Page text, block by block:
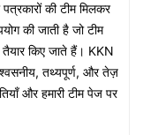
की टीम मिलकर
की जाती है जो टीम
तैयार किए जाते हैं। KKN
तथ्यपूर्ण, और तेज़
और हमारी टीम पेज पर